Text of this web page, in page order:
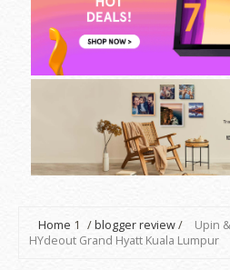
Home 1 /blogger review/
Upin
HYdeout Grand Hyatt Kuala Lumpur